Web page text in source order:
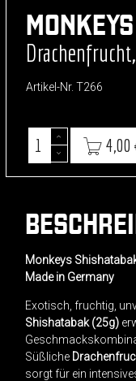
Artikel-Nr. T266
4,00
Monkeys
Made in Germany
Exotisch, fruchtig,
Shishatabak (25g)
Süßliche
sorgt für ein